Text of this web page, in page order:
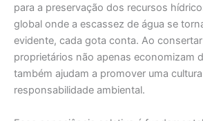
para a preservação dos recursos
global onde a escassez de água se
evidente, cada gota conta. Ao
proprietários não apenas economizam
também ajudam a promover uma
responsabilidade ambiental.